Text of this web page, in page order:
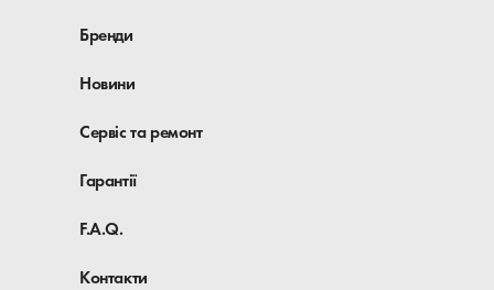
Бренди
Новини
Сервіс та ремонт
Гарантії
F.A.Q.
Контакти